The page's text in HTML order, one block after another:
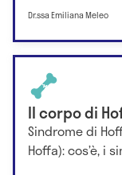
Dr.ssa Emiliana Meleo
Il corpo di
Sindrome di
Hoffa): cos’è, i